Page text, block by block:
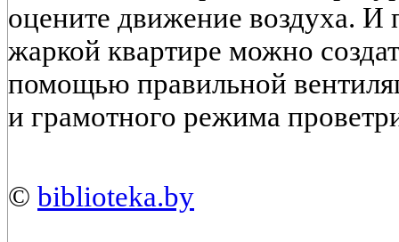
оцените движение воздуха. И
жаркой квартире можно
помощью правильной
и грамотного режима
© biblioteka.by